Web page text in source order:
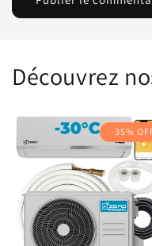
Découvrez
-35%